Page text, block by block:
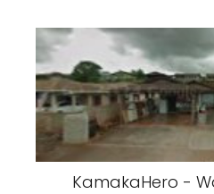
KamakaHero -